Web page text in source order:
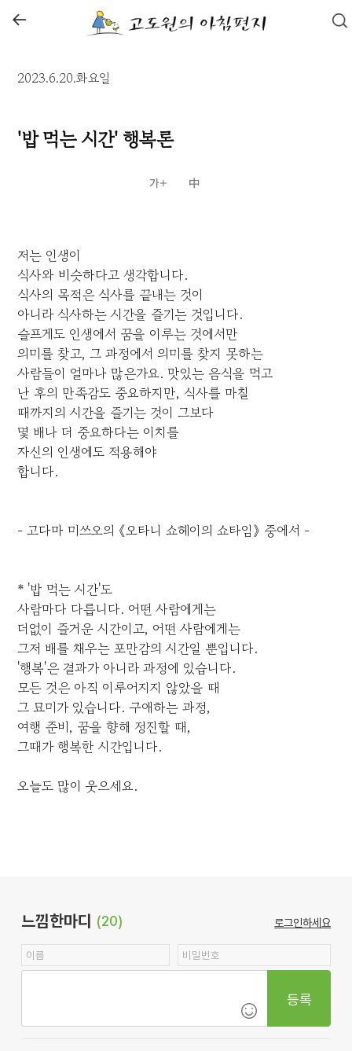
←
2023.6.20.화요일
'밥 먹는 시간' 행복론
저는 인생이
식사와 비슷하다고 생각합니다.
식사의 목적은 식사를 끝내는 것이
아니라 식사하는 시간을 즐기는 것입니다.
슬프게도 인생에서 꿈을 이루는 것에서만
의미를 찾고, 그 과정에서 의미를 찾지 못하는
사람들이 얼마나 많은가요. 맛있는 음식을 먹고
난 후의 만족감도 중요하지만, 식사를 마칠
때까지의 시간을 즐기는 것이 그보다
몇 배나 더 중요하다는 이치를
자신의 인생에도 적용해야
합니다.
- 고다마 미쓰오의 《오타니 쇼헤이의 쇼타임》 중에서 -
* '밥 먹는 시간'도
사람마다 다릅니다. 어떤 사람에게는
더없이 즐거운 시간이고, 어떤 사람에게는
그저 배를 채우는 포만감의 시간일 뿐입니다.
'행복'은 결과가 아니라 과정에 있습니다.
모든 것은 아직 이루어지지 않았을 때
그 묘미가 있습니다. 구애하는 과정,
여행 준비, 꿈을 향해 정진할 때,
그때가 행복한 시간입니다.
오늘도 많이 웃으세요.
느낌한마디 (20) 로그인하세요
등록